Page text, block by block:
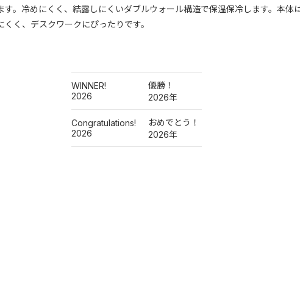
。冷めにくく、結露しにくいダブルウォール構造で保温保冷します。本体
く、デスクワークにぴったりです。
WINNER!
2026
優勝！
2026年
Congratulations!
2026
おめでとう！
2026年